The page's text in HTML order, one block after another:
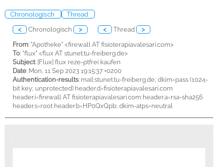
Chronologisch Thread
< Chronologisch > < Thread >
From: "Apotheke" <firewall AT fisioterapiavalesari.com>
To: "flux" <flux AT stunet.tu-freiberg.de>
Subject: [Flux] flux reze-ptfrei kaufen
Date: Mon, 11 Sep 2023 19:15:37 +0200
Authentication-results: mail.stunet.tu-freiberg.de; dkim=pass (1024-
bit key; unprotected) header.d=fisioterapiavalesari.com
header.i=firewall AT fisioterapiavalesari.com header.a=rsa-sha256
header.s=root header.b=HP0QxQpb; dkim-atps=neutral